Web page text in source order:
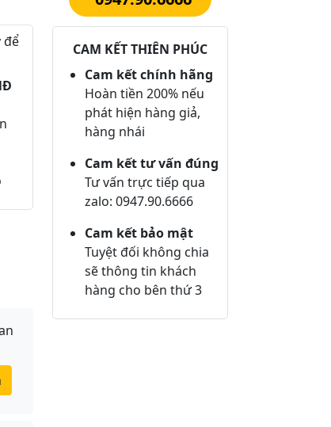
để
CAM KẾT THIÊN PHÚC
Cam kết chính hãng
Hoàn tiền 200% nếu
phát hiện hàng giả,
hàng nhái
Cam kết tư vấn đúng
Tư vấn trực tiếp qua
zalo: 0947.90.6666
Cam kết bảo mật
Tuyệt đối không chia
sẽ thông tin khách
hàng cho bên thứ 3